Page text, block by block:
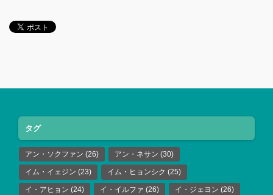
タグ
アン・ソクファン (26) アン・ネサン (30)
イム・イェジン (23) イム・ヒョンシク (25)
イ・アヒョン (24) イ・イルファ (26) イ・ジェヨン (26)